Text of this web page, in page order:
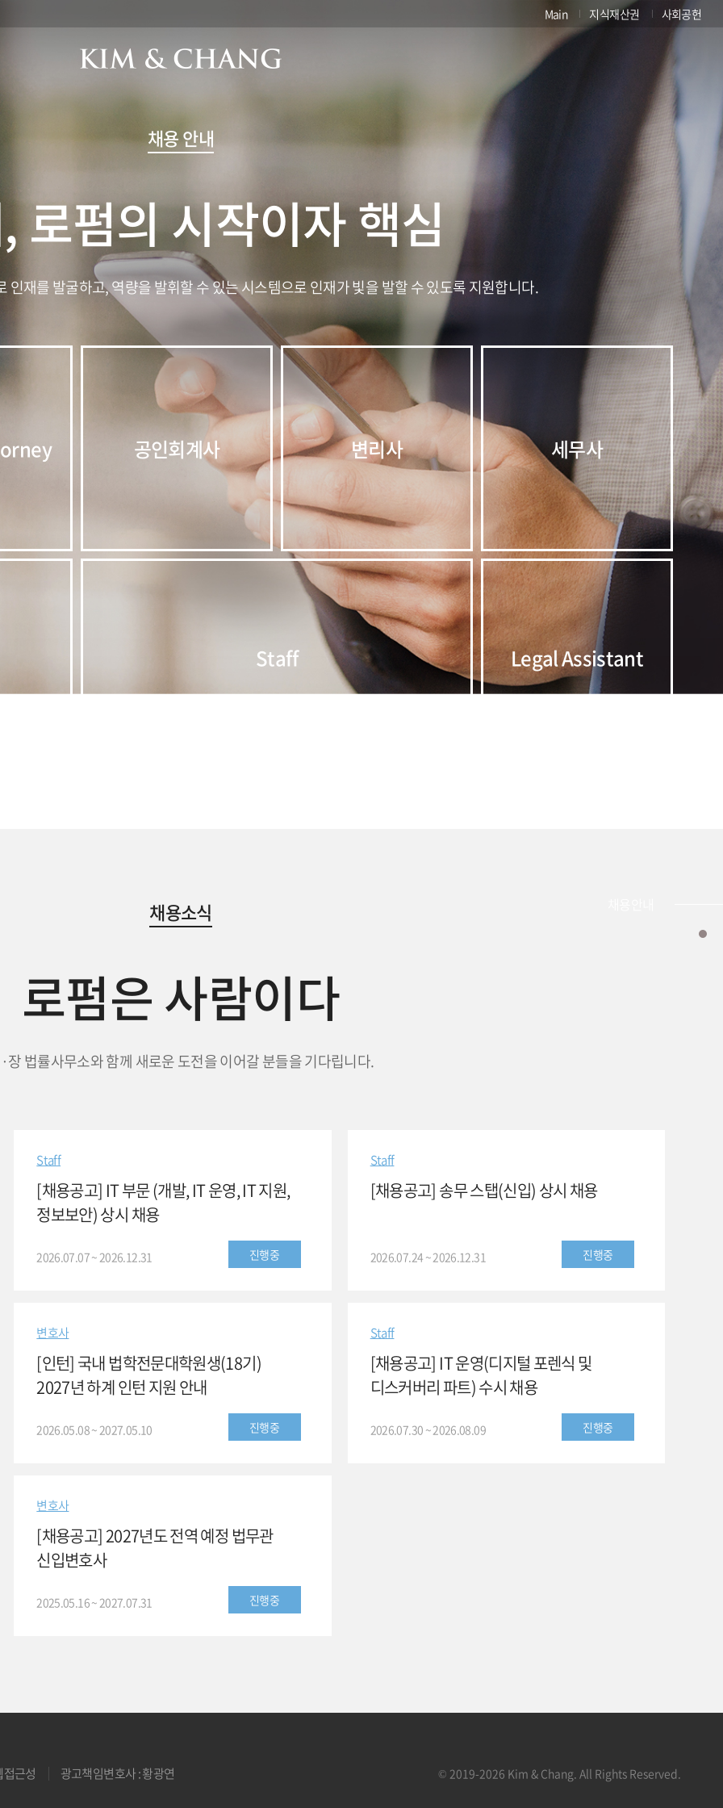
Main 지식재산권 사회공헌
채용 안내
로펌의 시작이자 핵심
재를 발굴하고, 역량을 발휘할 수 있는 시스템으로 인재가 빛을 발할 수 있도록 지원합니다.
공인회계사 변리사 세무사
Staff Legal Assistant
채용소식
로펌은 사람이다
장 법률사무소와 함께 새로운 도전을 이어갈 분들을 기다립니다.
Staff
[채용공고] IT 부문 (개발, IT 운영, IT 지원,
정보보안) 상시 채용
2026.07.07 ~ 2026.12.31 진행중
Staff
[채용공고] 송무 스탭(신입) 상시 채용
2026.07.24 ~ 2026.12.31 진행중
변호사
[인턴] 국내 법학전문대학원생(18기)
2027년 하계 인턴 지원 안내
2026.05.08 ~ 2027.05.10 진행중
Staff
[채용공고] IT 운영(디지털 포렌식 및
디스커버리 파트) 수시 채용
2026.07.30 ~ 2026.08.09 진행중
변호사
[채용공고] 2027년도 전역 예정 법무관
신입변호사
2025.05.16 ~ 2027.07.31 진행중
접근성 광고책임변호사 : 황광연 © 2019-2026 Kim & Chang. All Rights Reserved.